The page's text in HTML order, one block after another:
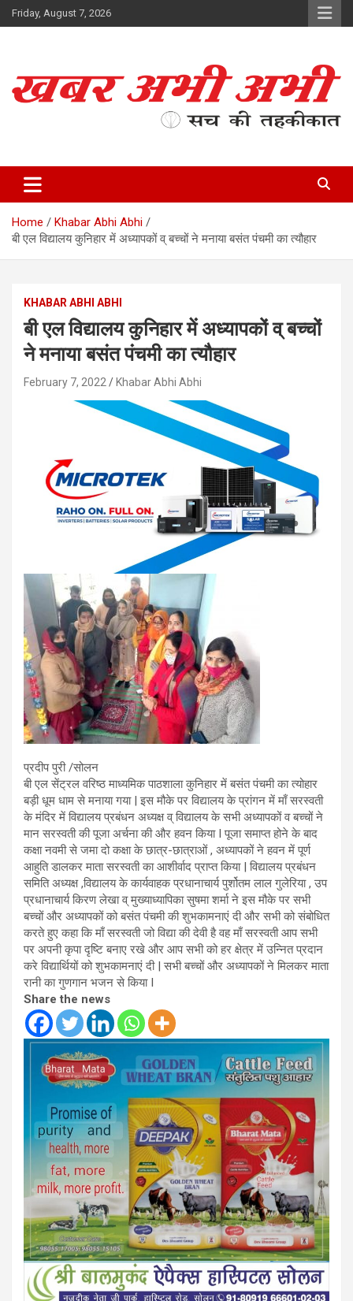
Skip
to
Friday, August 7, 2026
Home
Khabar Abhi Abhi
बी एल विद्यालय कुनिहार में अध्यापकों व् बच्चों ने मनाया बसंत पंचमी का त्यौहार
KHABAR ABHI ABHI
बी एल विद्यालय कुनिहार में अध्यापकों व् बच्चों
ने मनाया बसंत पंचमी का त्यौहार
February 7, 2022 Khabar Abhi Abhi
प्रदीप पुरी /सोलन
बी एल सेंट्रल वरिष्ठ माध्यमिक पाठशाला कुनिहार में बसंत पंचमी का त्योहार
बड़ी धूम धाम से मनाया गया | इस मौके पर विद्यालय के प्रांगन में माँ सरस्वती
के मंदिर में विद्यालय प्रबंधन अध्यक्ष व् विद्यालय के सभी अध्यापकों व बच्चों ने
मान सरस्वती की पूजा अर्चना की और हवन किया I पूजा समाप्त होने के बाद
कक्षा नवमी से जमा दो कक्षा के छात्र-छात्राओं , अध्यापकों ने हवन में पूर्ण
आहुति डालकर माता सरस्वती का आशीर्वाद प्राप्त किया | विद्यालय प्रबंधन
समिति अध्यक्ष ,विद्यालय के कार्यवाहक प्रधानाचार्य पुर्शोतम लाल गुलेरिया , उप
प्रधानाचार्य किरण लेखा व् मुख्याध्यापिका सुषमा शर्मा ने इस मौके पर सभी
बच्चों और अध्यापकों को बसंत पंचमी की शुभकामनाएं दी और सभी को संबोधित
करते हुए कहा कि माँ सरस्वती जो विद्या की देवी है वह माँ सरस्वती आप सभी
पर अपनी कृपा दृष्टि बनाए रखे और आप सभी को हर क्षेत्र में उन्नित प्रदान
करे विद्यार्थियों को शुभकामनाएं दी | सभी बच्चों और अध्यापकों ने मिलकर माता
रानी का गुणगान भजन से किया I
Share the news